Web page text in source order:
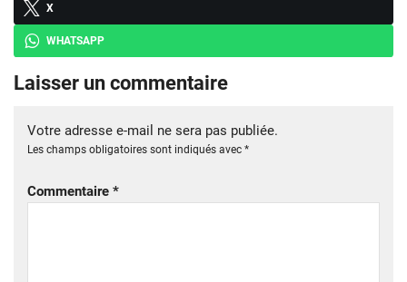
X
WHATSAPP
Laisser un commentaire
Votre adresse e-mail ne sera pas publiée.
Les champs obligatoires sont indiqués avec *
Commentaire *